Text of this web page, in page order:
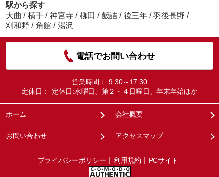
駅から探す
大曲 / 横手 / 神宮寺 / 柳田 / 飯詰 / 後三年 / 羽後長野 /
刈和野 / 角館 / 湯沢
電話でお問い合わせ
営業時間：
9:30～17:30
定休日：
定休日:水曜日、第２・４日曜日、年末年始ほか
ホーム 会社概要
お問い合わせ アクセスマップ
プライバシーポリシー 利用規約 PCサイト